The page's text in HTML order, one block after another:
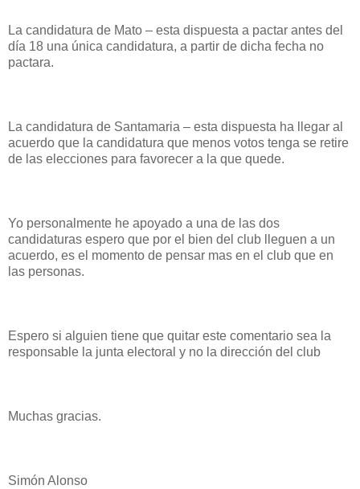
La candidatura de Mato – esta dispuesta a pactar antes del
día 18 una única candidatura, a partir de dicha fecha no
pactara.
La candidatura de Santamaria – esta dispuesta ha llegar al
acuerdo que la candidatura que menos votos tenga se retire
de las elecciones para favorecer a la que quede.
Yo personalmente he apoyado a una de las dos
candidaturas espero que por el bien del club lleguen a un
acuerdo, es el momento de pensar mas en el club que en
las personas.
Espero si alguien tiene que quitar este comentario sea la
responsable la junta electoral y no la dirección del club
Muchas gracias.
Simón Alonso